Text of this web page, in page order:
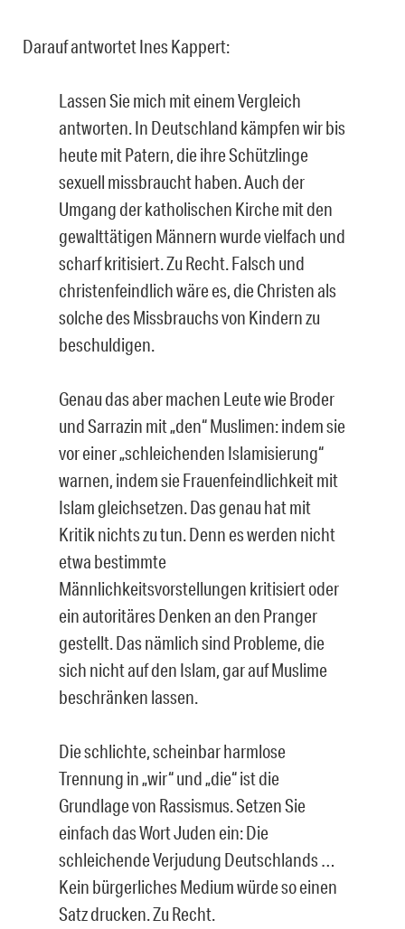
Darauf antwortet Ines Kappert:
Lassen Sie mich mit einem Vergleich
antworten. In Deutschland kämpfen wir bis
heute mit Patern, die ihre Schützlinge
sexuell missbraucht haben. Auch der
Umgang der katholischen Kirche mit den
gewalttätigen Männern wurde vielfach und
scharf kritisiert. Zu Recht. Falsch und
christenfeindlich wäre es, die Christen als
solche des Missbrauchs von Kindern zu
beschuldigen.
Genau das aber machen Leute wie Broder
und Sarrazin mit „den“ Muslimen: indem sie
vor einer „schleichenden Islamisierung“
warnen, indem sie Frauenfeindlichkeit mit
Islam gleichsetzen. Das genau hat mit
Kritik nichts zu tun. Denn es werden nicht
etwa bestimmte
Männlichkeitsvorstellungen kritisiert oder
ein autoritäres Denken an den Pranger
gestellt. Das nämlich sind Probleme, die
sich nicht auf den Islam, gar auf Muslime
beschränken lassen.
Die schlichte, scheinbar harmlose
Trennung in „wir“ und „die“ ist die
Grundlage von Rassismus. Setzen Sie
einfach das Wort Juden ein: Die
schleichende Verjudung Deutschlands …
Kein bürgerliches Medium würde so einen
Satz drucken. Zu Recht.